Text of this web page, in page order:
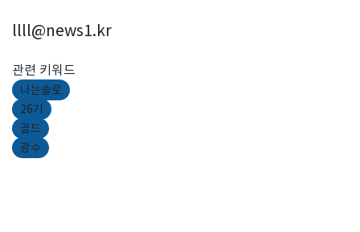
llll@news1.kr
관련 키워드
나는솔로
26기
골드
광수